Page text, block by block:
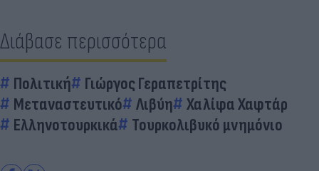
Διάβασε περισσότερα
Πολιτική
Γιώργος Γεραπετρίτης
Μεταναστευτικό
Λιβύη
Χαλίφα Χαφτάρ
Ελληνοτουρκικά
Τουρκολιβυκό μνημόνιο